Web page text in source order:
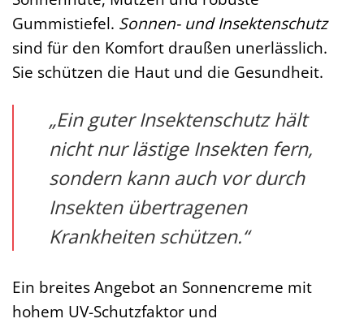
Gummistiefel. Sonnen- und Insektenschutz
sind für den Komfort draußen unerlässlich.
Sie schützen die Haut und die Gesundheit.
„Ein guter Insektenschutz hält
nicht nur lästige Insekten fern,
sondern kann auch vor durch
Insekten übertragenen
Krankheiten schützen.“
Ein breites Angebot an Sonnencreme mit
hohem UV-Schutzfaktor und